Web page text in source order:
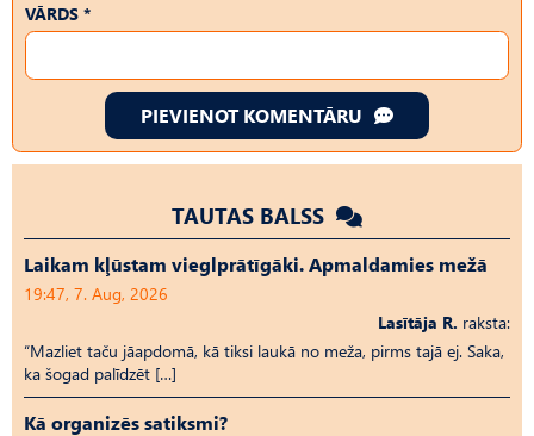
VĀRDS *
PIEVIENOT KOMENTĀRU
TAUTAS BALSS
Laikam kļūstam vieglprātīgāki. Apmaldamies mežā
19:47, 7. Aug, 2026
Lasītāja R. raksta:
“Mazliet taču jāapdomā, kā tiksi laukā no meža, pirms tajā ej. Saka,
ka šogad palīdzēt […]
Kā organizēs satiksmi?